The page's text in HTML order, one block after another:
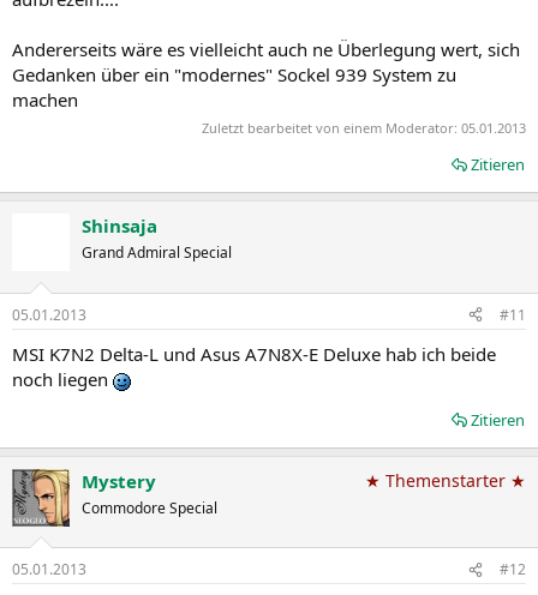
Andererseits wäre es vielleicht auch ne Überlegung wert, sich
Gedanken über ein "modernes" Sockel 939 System zu
machen
Zuletzt bearbeitet von einem Moderator: 05.01.2013
Zitieren
Shinsaja
Grand Admiral Special
05.01.2013 #11
MSI K7N2 Delta-L und Asus A7N8X-E Deluxe hab ich beide
noch liegen
Zitieren
Mystery
Commodore Special
★ Themenstarter ★
05.01.2013 #12